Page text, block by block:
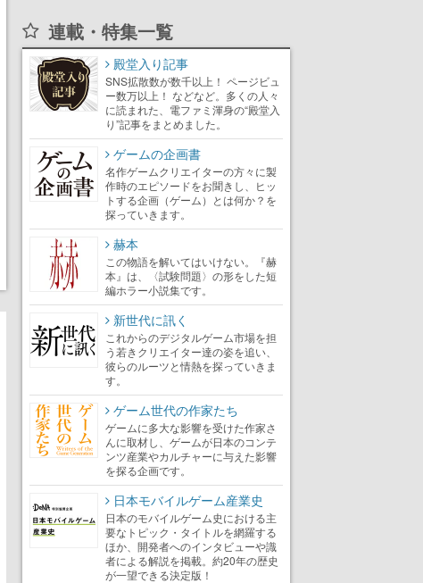
連載・特集一覧
殿堂入り記事
SNS拡散数が数千以上！ ページビュ
ー数万以上！ などなど。多くの人々
に読まれた、電ファミ渾身の“殿堂入
り”記事をまとめました。
ゲームの企画書
名作ゲームクリエイターの方々に製
作時のエピソードをお聞きし、ヒッ
トする企画（ゲーム）とは何か？を
探っていきます。
赫本
この物語を解いてはいけない。『赫
本』は、〈試験問題〉の形をした短
編ホラー小説集です。
新世代に訊く
これからのデジタルゲーム市場を担
う若きクリエイター達の姿を追い、
彼らのルーツと情熱を探っていきま
す。
ゲーム世代の作家たち
ゲームに多大な影響を受けた作家さ
んに取材し、ゲームが日本のコンテ
ンツ産業やカルチャーに与えた影響
を探る企画です。
日本モバイルゲーム産業史
日本のモバイルゲーム史における主
要なトピック・タイトルを網羅する
ほか、開発者へのインタビューや識
者による解説を掲載。約20年の歴史
が一望できる決定版！